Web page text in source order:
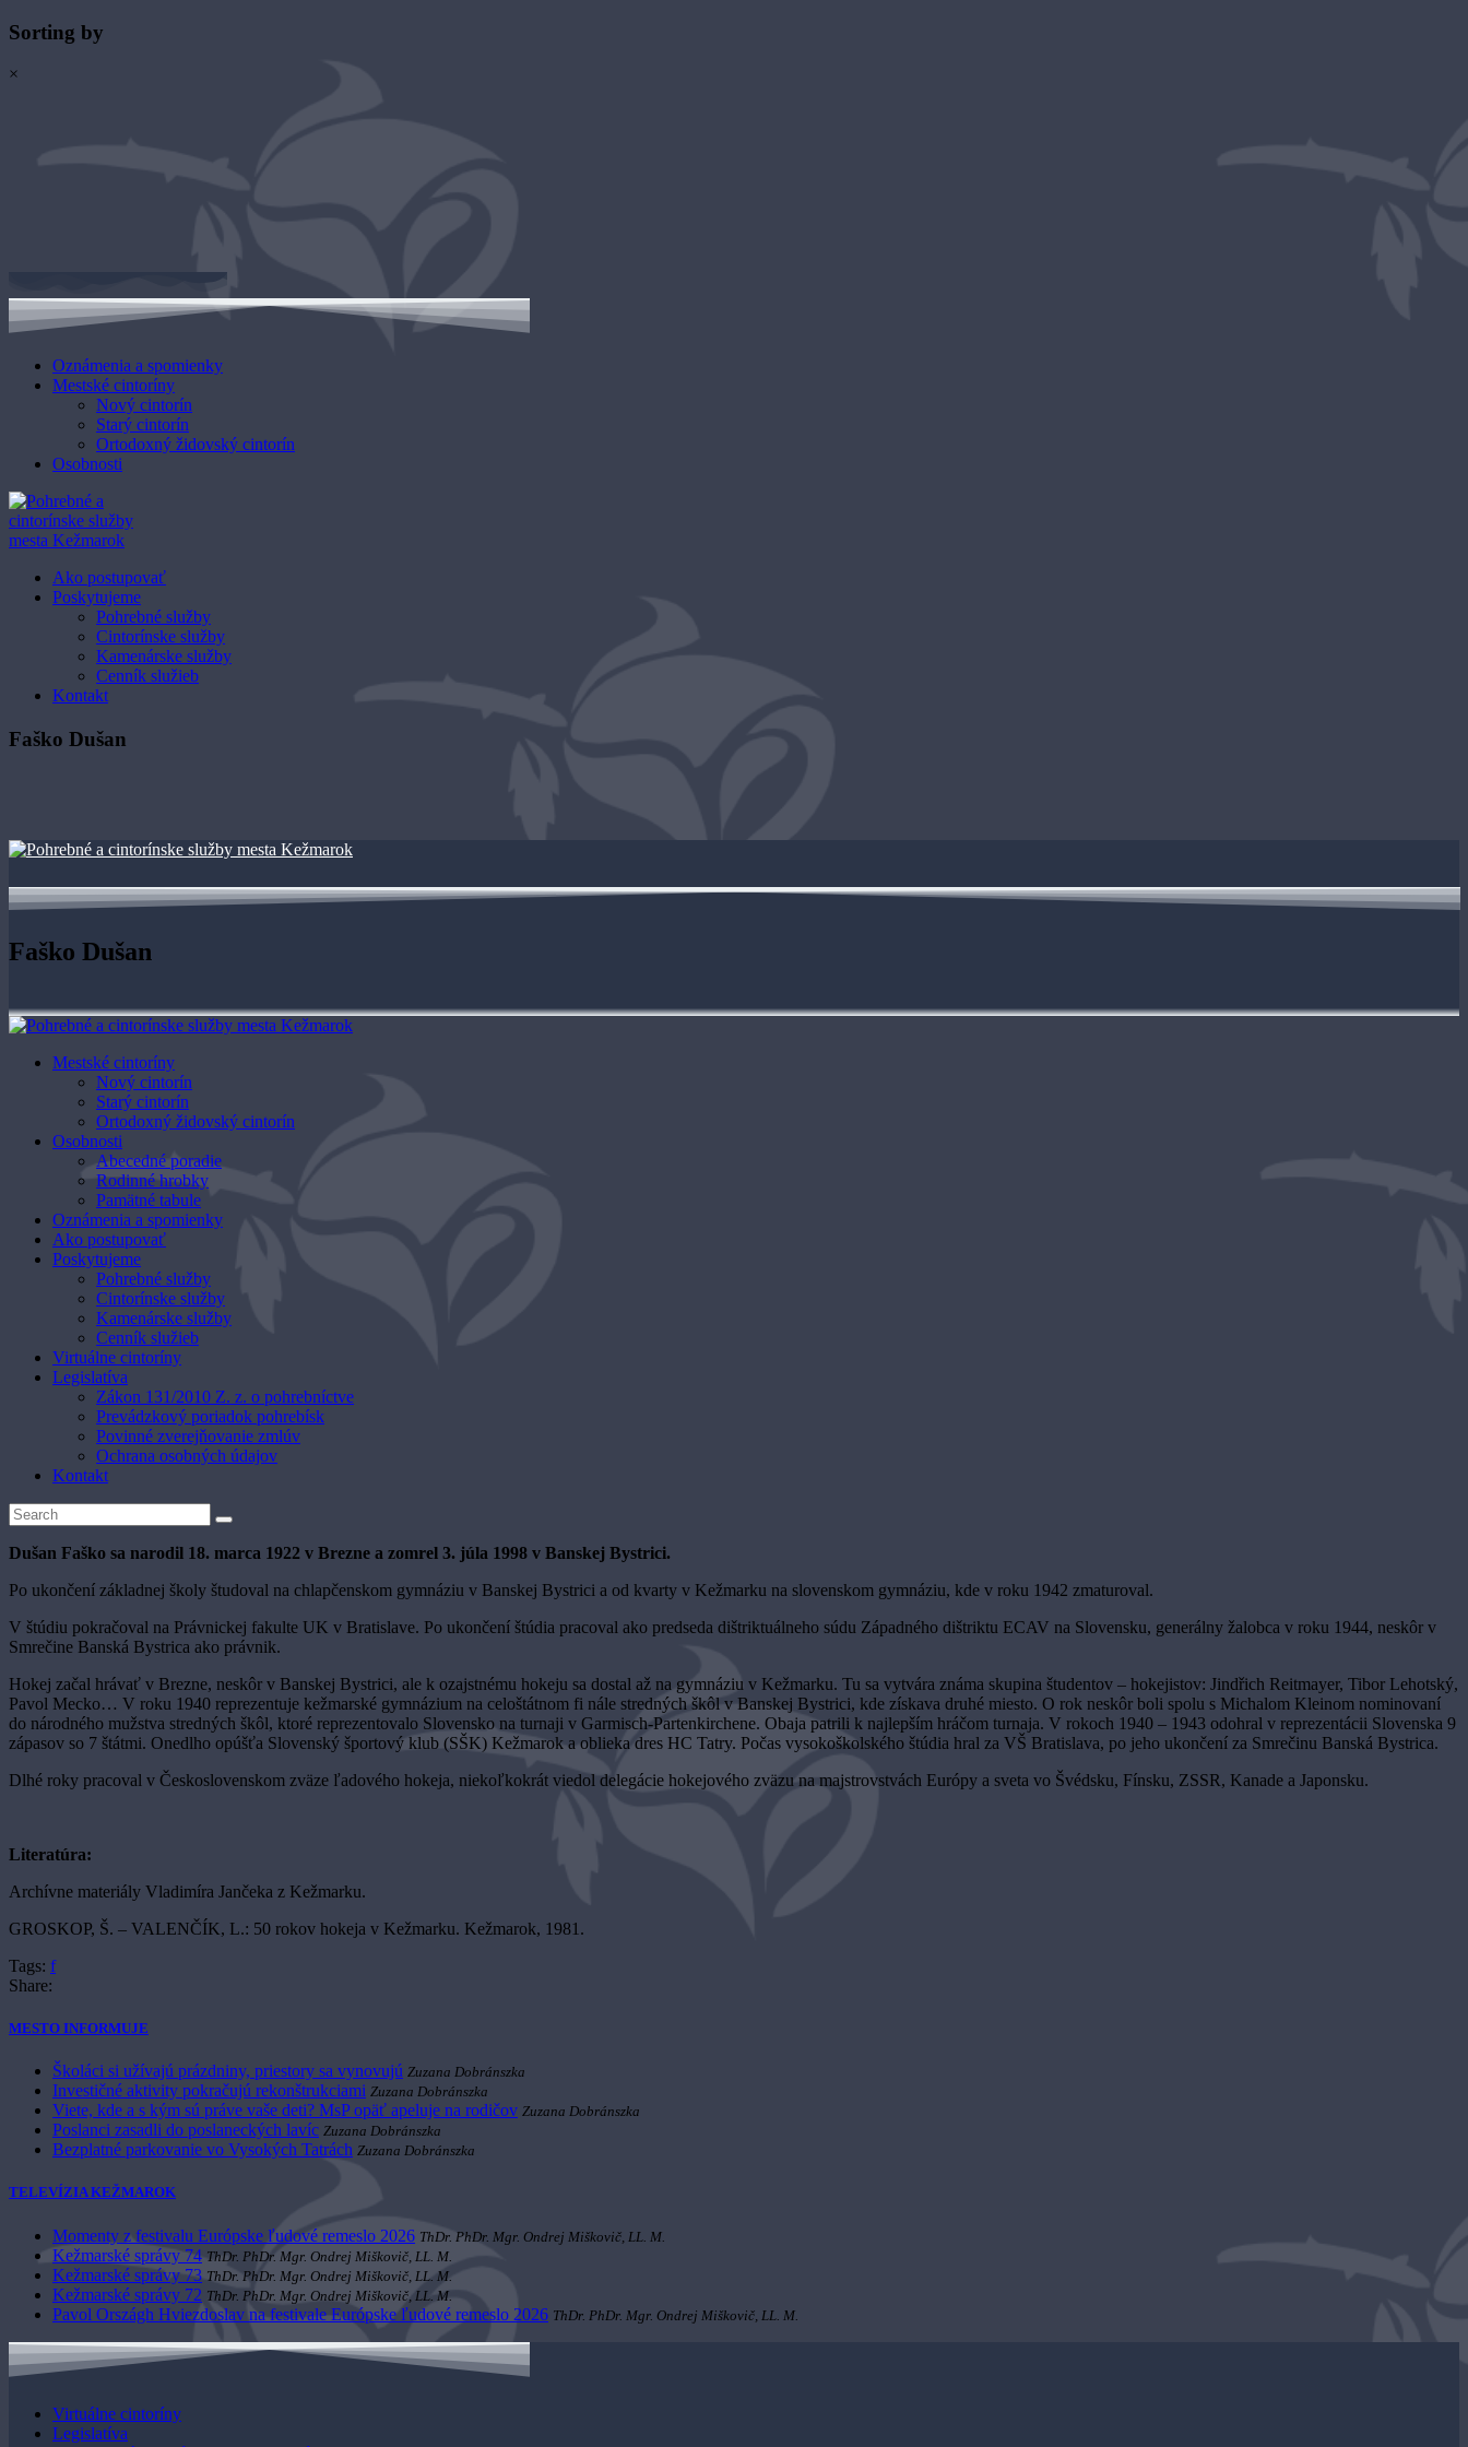
Sorting by
×
Oznámenia a spomienky
Mestské cintoríny
Nový cintorín
Starý cintorín
Ortodoxný židovský cintorín
Osobnosti
Ako postupovať
Poskytujeme
Pohrebné služby
Cintorínske služby
Kamenárske služby
Cenník služieb
Kontakt
Faško Dušan
Faško Dušan
Mestské cintoríny
Nový cintorín
Starý cintorín
Ortodoxný židovský cintorín
Osobnosti
Abecedné poradie
Rodinné hrobky
Pamätné tabule
Oznámenia a spomienky
Ako postupovať
Poskytujeme
Pohrebné služby
Cintorínske služby
Kamenárske služby
Cenník služieb
Virtuálne cintoríny
Legislatíva
Zákon 131/2010 Z. z. o pohrebníctve
Prevádzkový poriadok pohrebísk
Povinné zverejňovanie zmlúv
Ochrana osobných údajov
Kontakt
Dušan Faško sa narodil 18. marca 1922 v Brezne a zomrel 3. júla 1998 v Banskej Bystrici.
Po ukončení základnej školy študoval na chlapčenskom gymnáziu v Banskej Bystrici a od kvarty v Kežmarku na slovenskom gymnáziu, kde v roku 1942 zmaturoval.
V štúdiu pokračoval na Právnickej fakulte UK v Bratislave. Po ukončení štúdia pracoval ako predseda dištriktuálneho súdu Západného dištriktu ECAV na Slovensku, generálny žalobca v roku 1944, neskôr v
Smrečine Banská Bystrica ako právnik.
Hokej začal hrávať v Brezne, neskôr v Banskej Bystrici, ale k ozajstnému hokeju sa dostal až na gymnáziu v Kežmarku. Tu sa vytvára známa skupina študentov – hokejistov: Jindřich Reitmayer, Tibor Lehotský,
Pavol Mecko… V roku 1940 reprezentuje kežmarské gymnázium na celoštátnom fi nále stredných škôl v Banskej Bystrici, kde získava druhé miesto. O rok neskôr boli spolu s Michalom Kleinom nominovaní
do národného mužstva stredných škôl, ktoré reprezentovalo Slovensko na turnaji v Garmisch-Partenkirchene. Obaja patrili k najlepším hráčom turnaja. V rokoch 1940 – 1943 odohral v reprezentácii Slovenska 9
zápasov so 7 štátmi. Onedlho opúšťa Slovenský športový klub (SŠK) Kežmarok a oblieka dres HC Tatry. Počas vysokoškolského štúdia hral za VŠ Bratislava, po jeho ukončení za Smrečinu Banská Bystrica.
Dlhé roky pracoval v Československom zväze ľadového hokeja, niekoľkokrát viedol delegácie hokejového zväzu na majstrovstvách Európy a sveta vo Švédsku, Fínsku, ZSSR, Kanade a Japonsku.
Literatúra:
Archívne materiály Vladimíra Jančeka z Kežmarku.
GROSKOP, Š. – VALENČÍK, L.: 50 rokov hokeja v Kežmarku. Kežmarok, 1981.
Tags: f
Share:
MESTO INFORMUJE
Školáci si užívajú prázdniny, priestory sa vynovujú Zuzana Dobránszka
Investičné aktivity pokračujú rekonštrukciami Zuzana Dobránszka
Viete, kde a s kým sú práve vaše deti? MsP opäť apeluje na rodičov Zuzana Dobránszka
Poslanci zasadli do poslaneckých lavíc Zuzana Dobránszka
Bezplatné parkovanie vo Vysokých Tatrách Zuzana Dobránszka
TELEVÍZIA KEŽMAROK
Momenty z festivalu Európske ľudové remeslo 2026 ThDr. PhDr. Mgr. Ondrej Miškovič, LL. M.
Kežmarské správy 74 ThDr. PhDr. Mgr. Ondrej Miškovič, LL. M.
Kežmarské správy 73 ThDr. PhDr. Mgr. Ondrej Miškovič, LL. M.
Kežmarské správy 72 ThDr. PhDr. Mgr. Ondrej Miškovič, LL. M.
Pavol Országh Hviezdoslav na festivale Európske ľudové remeslo 2026 ThDr. PhDr. Mgr. Ondrej Miškovič, LL. M.
Virtuálne cintoríny
Legislatíva